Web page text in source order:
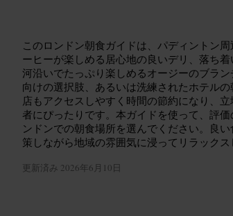
このロンドン朝食ガイドは、パディントン
ーヒーが楽しめる居心地の良いデリ、落ち
河沿いでたっぷり楽しめるオージーのブラ
向けの選択肢、あるいは洗練されたホテル
店もアクセスしやすく時間の節約になり、
者にぴったりです。本ガイドを使って、評
ンドンでの朝食場所を選んでください。良
策しながら地域の雰囲気に浸ってリラックス
更新済み 2026年6月10日